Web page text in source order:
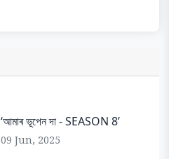
‘আমাৰ ভূপেন দা - SEASON 8’
09 Jun, 2025